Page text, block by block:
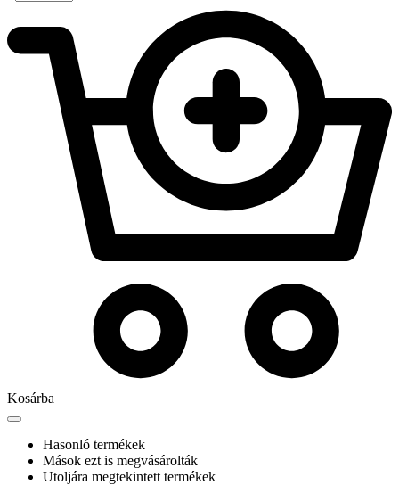
Kosárba
Hasonló termékek
Mások ezt is megvásárolták
Utoljára megtekintett termékek